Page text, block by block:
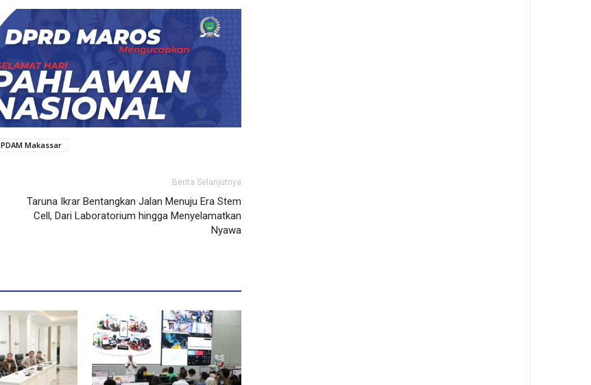
PDAM Makassar
Berita Selanjutnya
Taruna Ikrar Bentangkan Jalan Menuju Era Stem
Cell, Dari Laboratorium hingga Menyelamatkan
Nyawa